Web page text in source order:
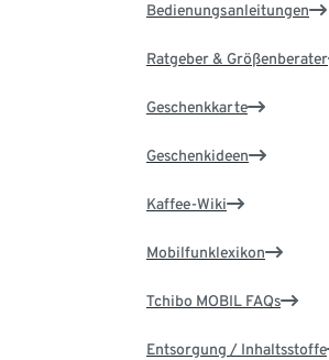
Bedienungsanleitungen
Ratgeber & Größenberater
Geschenkkarte
Geschenkideen
Kaffee-Wiki
Mobilfunklexikon
Tchibo MOBIL FAQs
Entsorgung / Inhaltsstoffe